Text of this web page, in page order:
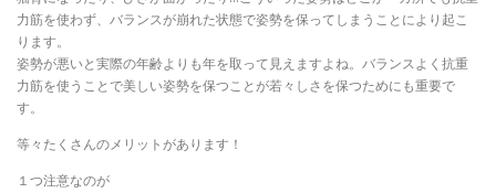
力筋を使わず、バランスが崩れた状態で姿勢を保ってしまうことにより起こ
ります。
姿勢が悪いと実際の年齢よりも年を取って見えますよね。バランスよく抗重
力筋を使うことで美しい姿勢を保つことが若々しさを保つためにも重要で
す。
等々たくさんのメリットがあります！
１つ注意なのが